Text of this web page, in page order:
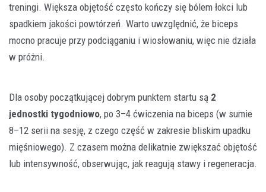
treningi. Większa objętość często kończy się bólem łokci lub
spadkiem jakości powtórzeń. Warto uwzględnić, że biceps
mocno pracuje przy podciąganiu i wiosłowaniu, więc nie działa
w próżni.
Dla osoby początkującej dobrym punktem startu są 2
jednostki tygodniowo, po 3–4 ćwiczenia na biceps (w sumie
8–12 serii na sesję, z czego część w zakresie bliskim upadku
mięśniowego). Z czasem można delikatnie zwiększać objętość
lub intensywność, obserwując, jak reagują stawy i regeneracja.